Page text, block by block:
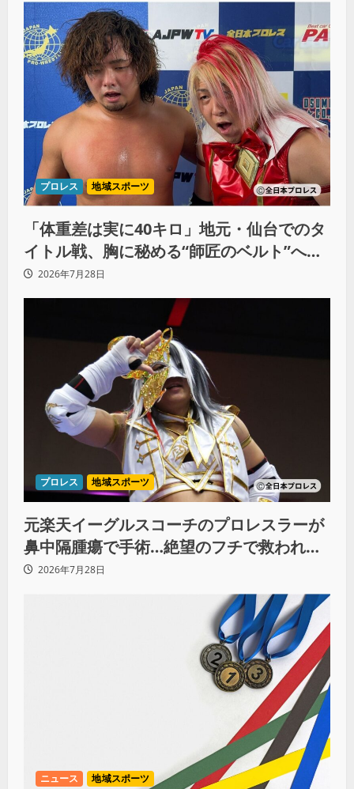
プロレス 地域スポーツ
「体重差は実に40キロ」地元・仙台でのタ
イトル戦、胸に秘める“師匠のベルト”への
想いと同期決戦への決意
2026年7月28日
プロレス 地域スポーツ
元楽天イーグルスコーチのプロレスラーが
鼻中隔腫瘍で手術…絶望のフチで救われた
リーダーの言葉
2026年7月28日
ニュース 地域スポーツ